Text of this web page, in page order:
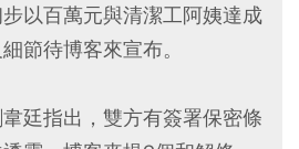
以百萬元與清潔工阿姨達成
節待博客來宣布。
廷指出，雙方有簽署保密條